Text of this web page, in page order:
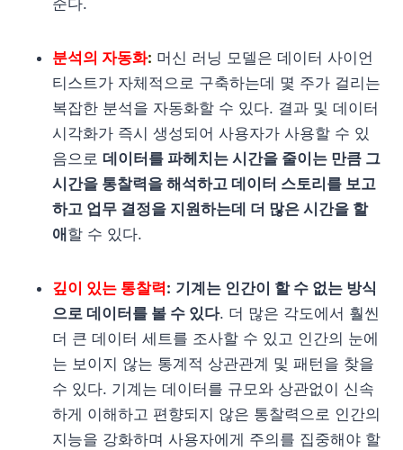
준다.
분석의 자동화: 머신 러닝 모델은 데이터 사이언
티스트가 자체적으로 구축하는데 몇 주가 걸리는
복잡한 분석을 자동화할 수 있다. 결과 및 데이터
시각화가 즉시 생성되어 사용자가 사용할 수 있
음으로 데이터를 파헤치는 시간을 줄이는 만큼 그
시간을 통찰력을 해석하고 데이터 스토리를 보고
하고 업무 결정을 지원하는데 더 많은 시간을 할
애 할 수 있다.
깊이 있는 통찰력: 기계는 인간이 할 수 없는 방식
으로 데이터를 볼 수 있다. 더 많은 각도에서 훨씬
더 큰 데이터 세트를 조사할 수 있고 인간의 눈에
는 보이지 않는 통계적 상관관계 및 패턴을 찾을
수 있다. 기계는 데이터를 규모와 상관없이 신속
하게 이해하고 편향되지 않은 통찰력으로 인간의
지능을 강화하며 사용자에게 주의를 집중해야 할